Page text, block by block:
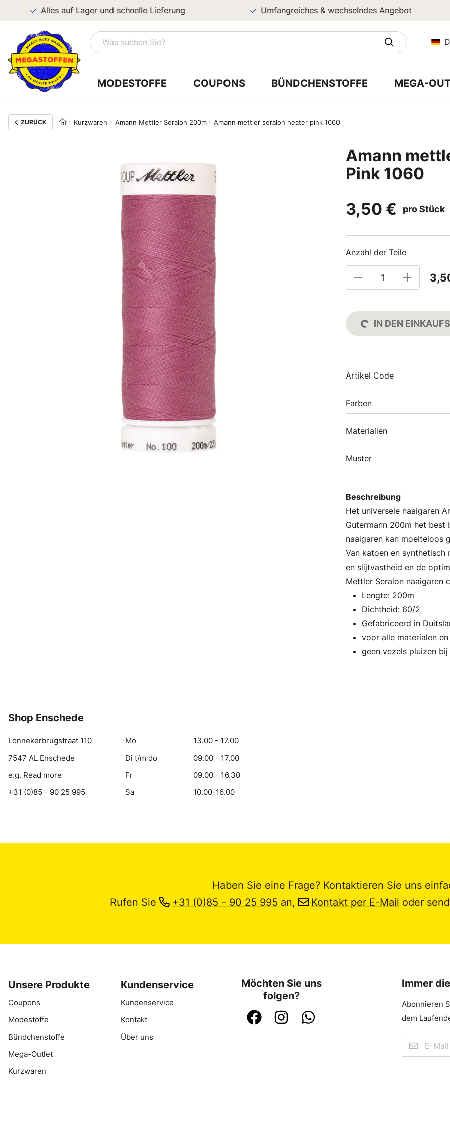
Alles auf Lager und schnelle Lieferung Umfangreiches & wechselndes Angebot
MODESTOFFE COUPONS BÜNDCHENSTOFFE MEGA-
ZURÜCK Kurzwaren Amann Mettler Seralon 200m Amann mettler seralon heater pink 1060
Amann
Pink 1060
3,50 €
pro Stück
Anzahl der Teile
IN DEN
Artikel Code
Farben
Materialien
Muster
Beschreibung
Het universele naaigaren
Gutermann 200m het
naaigaren kan moeiteloos
Van katoen en
en slijtvastheid en de
Mettler Seralon naaigaren
Lengte: 200m
Dichtheid: 60/2
Gefabriceerd in
voor alle materialen
geen vezels pluizen
Shop Enschede
Lonnekerbrugstraat 110
7547 AL Enschede
e.g. Read more
+31 (0)85 - 90 25 995
Mo
13.00 - 17.00
Di t/m do
09.00 - 17.00
Fr
09.00 - 16.30
Sa
10.00-16.00
Haben Sie eine Frage? Kontaktieren Sie uns
Rufen Sie
+31 (0)85 - 90 25 995 an, Kontakt per E-Mail oder
Unsere Produkte
Coupons
Modestoffe
Bündchenstoffe
Mega-Outlet
Kurzwaren
Kundenservice
Kundenservice
Kontakt
Über uns
Möchten Sie uns
folgen?
Immer
Abonnieren
dem